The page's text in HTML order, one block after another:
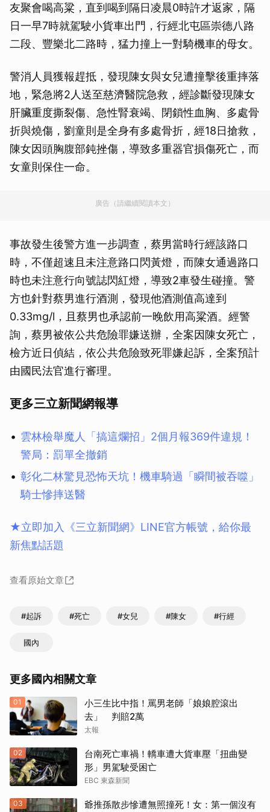
友聚會喝高粱，直到喝到隔日凌晨0時許才返家，隔
日一早7時就駕駛小貨車出門，行經北屯區崇德八路
二段、豐樂北二路時，猛力撞上一對騎機車的母女。
警消人員獲報趕抵，發現陳女與女兒遭撞擊後重摔落
地，緊急將2人送至慈濟醫院急救，經診斷發現陳女
肝臟重度撕裂傷、急性腎衰竭、閉鎖性血胸、多處骨
折與燒傷，劉童則是全身有多處骨折，經18日搶救，
陳女因頭胸腹部鈍挫傷，導致多重器官損傷死亡，而
女童則保住一命。
廣告（請繼續閱讀本文）
事故發生後警方進一步調查，蔡男當時行經該路口
時，不僅超速且未注意路口閃黃燈，而陳女通過路口
時也未注意行向號誌閃紅燈，導致2車發生碰撞。警
方也針對蔡男進行酒測，發現他酒測值高達到
0.33mg/l，且蔡男也承認前一晚飲用高粱酒。經警
詢，蔡男被依公共危險罪嫌送辦，全案因陳女死亡，
檢方近日偵結，依公共危險致死罪嫌起訴，全案預計
由國民法官進行審理。
更多三立新聞網報導
雲林檢舉魔人「搞這爛招」2個月報369件違規！
警局：罰單全撤銷
彰化二林驚見恐怖天坑！機車騎過「瞬間被吞噬」
騎士慘摔送醫
★立即加入《三立新聞網》LINE官方帳號，給你最
新焦點話題
查看原始文章
#起訴 #死亡 #女兒 #陳女 #行經
國內
更多國內相關文章
01
小三生比中指！罵男老師「娘娘腔滾出
去」 判賠2萬
太報
02
台南死亡車禍！轎車遭大貨車壓「扭曲變
形」男駕駛受困亡
EBC 東森新聞
03
爺推孫散步慘遭無照撞死！女：第一個沒有